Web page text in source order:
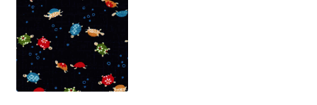
Mon espace
Mon compte
Panier